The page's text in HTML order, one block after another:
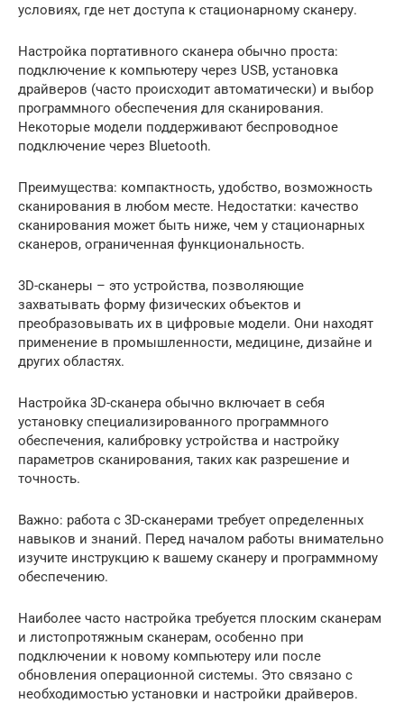
условиях, где нет доступа к стационарному сканеру.
Настройка портативного сканера обычно проста:
подключение к компьютеру через USB, установка
драйверов (часто происходит автоматически) и выбор
программного обеспечения для сканирования.
Некоторые модели поддерживают беспроводное
подключение через Bluetooth.
Преимущества: компактность, удобство, возможность
сканирования в любом месте. Недостатки: качество
сканирования может быть ниже, чем у стационарных
сканеров, ограниченная функциональность.
3D-сканеры – это устройства, позволяющие
захватывать форму физических объектов и
преобразовывать их в цифровые модели. Они находят
применение в промышленности, медицине, дизайне и
других областях.
Настройка 3D-сканера обычно включает в себя
установку специализированного программного
обеспечения, калибровку устройства и настройку
параметров сканирования, таких как разрешение и
точность.
Важно: работа с 3D-сканерами требует определенных
навыков и знаний. Перед началом работы внимательно
изучите инструкцию к вашему сканеру и программному
обеспечению.
Наиболее часто настройка требуется плоским сканерам
и листопротяжным сканерам, особенно при
подключении к новому компьютеру или после
обновления операционной системы. Это связано с
необходимостью установки и настройки драйверов.